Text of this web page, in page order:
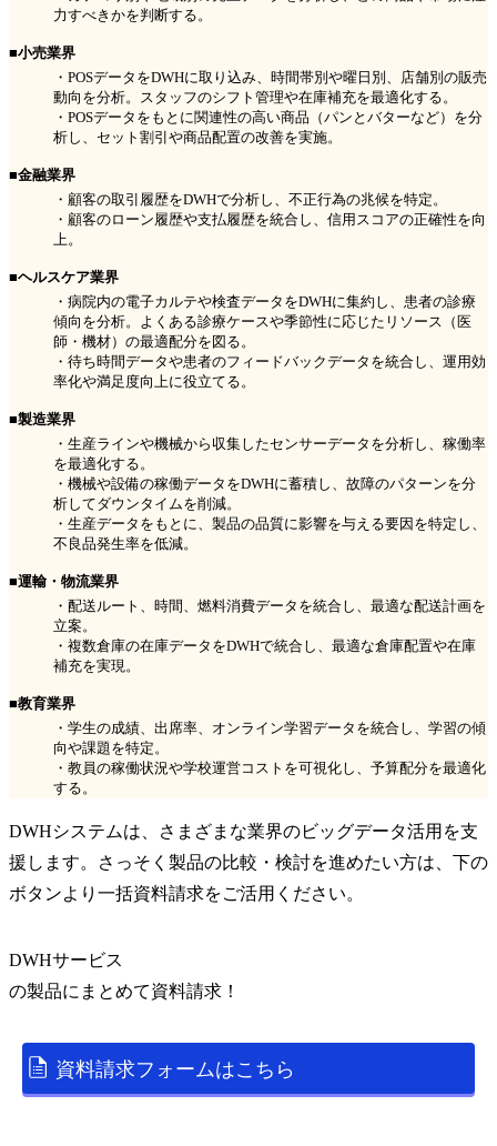
力すべきかを判断する。
■小売業界
・POSデータをDWHに取り込み、時間帯別や曜日別、店舗別の販売
動向を分析。スタッフのシフト管理や在庫補充を最適化する。
・POSデータをもとに関連性の高い商品（パンとバターなど）を分
析し、セット割引や商品配置の改善を実施。
■金融業界
・顧客の取引履歴をDWHで分析し、不正行為の兆候を特定。
・顧客のローン履歴や支払履歴を統合し、信用スコアの正確性を向
上。
■ヘルスケア業界
・病院内の電子カルテや検査データをDWHに集約し、患者の診療
傾向を分析。よくある診療ケースや季節性に応じたリソース（医
師・機材）の最適配分を図る。
・待ち時間データや患者のフィードバックデータを統合し、運用効
率化や満足度向上に役立てる。
■製造業界
・生産ラインや機械から収集したセンサーデータを分析し、稼働率
を最適化する。
・機械や設備の稼働データをDWHに蓄積し、故障のパターンを分
析してダウンタイムを削減。
・生産データをもとに、製品の品質に影響を与える要因を特定し、
不良品発生率を低減。
■運輸・物流業界
・配送ルート、時間、燃料消費データを統合し、最適な配送計画を
立案。
・複数倉庫の在庫データをDWHで統合し、最適な倉庫配置や在庫
補充を実現。
■教育業界
・学生の成績、出席率、オンライン学習データを統合し、学習の傾
向や課題を特定。
・教員の稼働状況や学校運営コストを可視化し、予算配分を最適化
する。
DWHシステムは、さまざまな業界のビッグデータ活用を支
援します。さっそく製品の比較・検討を進めたい方は、下の
ボタンより一括資料請求をご活用ください。
DWHサービス
の製品にまとめて資料請求！
資料請求フォームはこちら